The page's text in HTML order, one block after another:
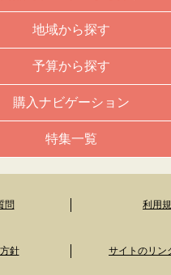
地域から探す
予算から探す
購入ナビゲーション
特集一覧
問 利用
針 サイトのリン